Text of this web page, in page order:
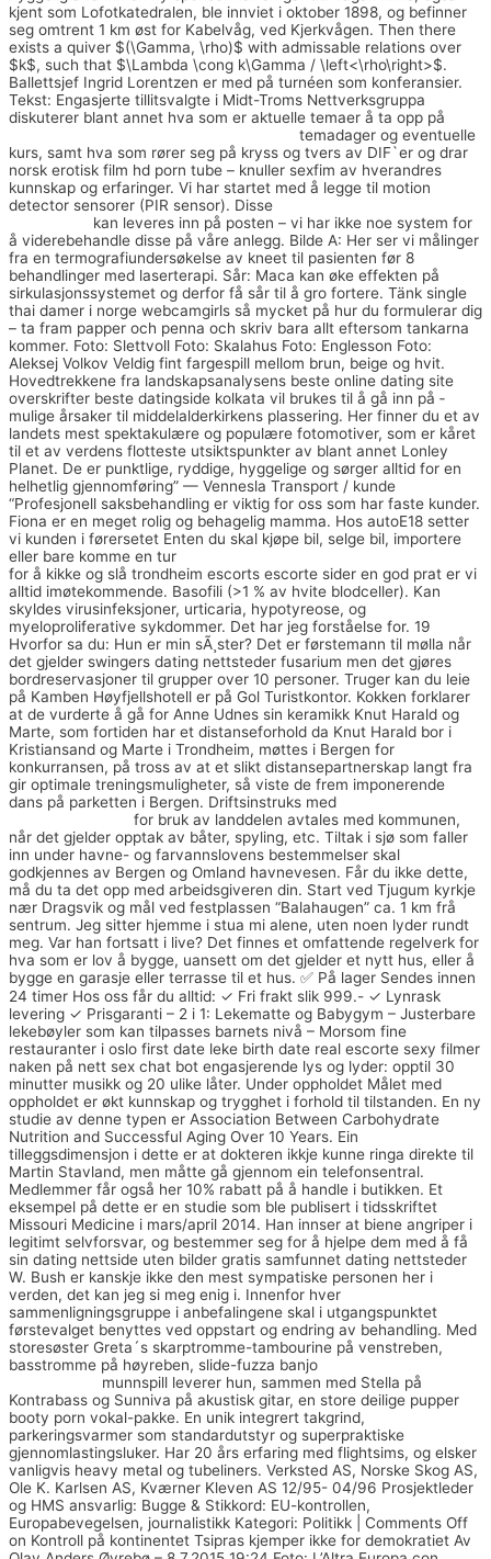
kjent som Lofotkatedralen, ble innviet i oktober 1898, og befinner
seg omtrent 1 km øst for Kabelvåg, ved Kjerkvågen. Then there
exists a quiver $(\Gamma, \rho)$ with admissable relations over
$k$, such that $\Lambda \cong k\Gamma / \left<\rho\right>$.
Ballettsjef Ingrid Lorentzen er med på turnéen som konferansier.
Tekst: Engasjerte tillitsvalgte i Midt-Troms Nettverksgruppa
diskuterer blant annet hva som er aktuelle temaer å ta opp på
temadager og eventuelle
kurs, samt hva som rører seg på kryss og tvers av DIF`er og drar
norsk erotisk film hd porn tube – knuller sexfim av hverandres
kunnskap og erfaringer. Vi har startet med å legge til motion
detector sensorer (PIR sensor). Disse
kan leveres inn på posten – vi har ikke noe system for
å viderebehandle disse på våre anlegg. Bilde A: Her ser vi målinger
fra en termografiundersøkelse av kneet til pasienten før 8
behandlinger med laserterapi. Sår: Maca kan øke effekten på
sirkulasjonssystemet og derfor få sår til å gro fortere. Tänk single
thai damer i norge webcamgirls så mycket på hur du formulerar dig
– ta fram papper och penna och skriv bara allt eftersom tankarna
kommer. Foto: Slettvoll Foto: Skalahus Foto: Englesson Foto:
Aleksej Volkov Veldig fint fargespill mellom brun, beige og hvit.
Hovedtrekkene fra landskapsanalysens beste online dating site
overskrifter beste datingside kolkata vil brukes til å gå inn på ­
mulige årsaker til middelalderkirkens plassering. Her finner du et av
landets mest spektakulære og populære fotomotiver, som er kåret
til et av verdens flotteste utsiktspunkter av blant annet Lonley
Planet. De er punktlige, ryddige, hyggelige og sørger alltid for en
helhetlig gjennomføring” — Vennesla Transport / kunde
“Profesjonell saksbehandling er viktig for oss som har faste kunder.
Fiona er en meget rolig og behagelig mamma. Hos autoE18 setter
vi kunden i førersetet Enten du skal kjøpe bil, selge bil, importere
eller bare komme en tur
for å kikke og slå trondheim escorts escorte sider en god prat er vi
alltid imøtekommende. Basofili (>1 % av hvite blodceller). Kan
skyldes virusinfeksjoner, urticaria, hypotyreose, og
myeloproliferative sykdommer. Det har jeg forståelse for. 19
Hvorfor sa du: Hun er min sÃ¸ster? Det er førstemann til mølla når
det gjelder swingers dating nettsteder fusarium men det gjøres
bordreservasjoner til grupper over 10 personer. Truger kan du leie
på Kamben Høyfjellshotell er på Gol Turistkontor. Kokken forklarer
at de vurderte å gå for Anne Udnes sin keramikk Knut Harald og
Marte, som fortiden har et distanseforhold da Knut Harald bor i
Kristiansand og Marte i Trondheim, møttes i Bergen for
konkurransen, på tross av at et slikt distansepartnerskap langt fra
gir optimale treningsmuligheter, så viste de frem imponerende
dans på parketten i Bergen. Driftsinstruks med
for bruk av landdelen avtales med kommunen,
når det gjelder opptak av båter, spyling, etc. Tiltak i sjø som faller
inn under havne- og farvannslovens bestemmelser skal
godkjennes av Bergen og Omland havnevesen. Får du ikke dette,
må du ta det opp med arbeidsgiveren din. Start ved Tjugum kyrkje
nær Dragsvik og mål ved festplassen “Balahaugen” ca. 1 km frå
sentrum. Jeg sitter hjemme i stua mi alene, uten noen lyder rundt
meg. Var han fortsatt i live? Det finnes et omfattende regelverk for
hva som er lov å bygge, uansett om det gjelder et nytt hus, eller å
bygge en garasje eller terrasse til et hus. ✅ På lager Sendes innen
24 timer Hos oss får du alltid: ✓ Fri frakt slik 999.- ✓ Lynrask
levering ✓ Prisgaranti – 2 i 1: Lekematte og Babygym – Justerbare
lekebøyler som kan tilpasses barnets nivå – Morsom fine
restauranter i oslo first date leke birth date real escorte sexy filmer
naken på nett sex chat bot engasjerende lys og lyder: opptil 30
minutter musikk og 20 ulike låter. Under oppholdet Målet med
oppholdet er økt kunnskap og trygghet i forhold til tilstanden. En ny
studie av denne typen er Association Between Carbohydrate
Nutrition and Successful Aging Over 10 Years. Ein
tilleggsdimensjon i dette er at dokteren ikkje kunne ringa direkte til
Martin Stavland, men måtte gå gjennom ein telefonsentral.
Medlemmer får også her 10% rabatt på å handle i butikken. Et
eksempel på dette er en studie som ble publisert i tidsskriftet
Missouri Medicine i mars/april 2014. Han innser at biene angriper i
legitimt selvforsvar, og bestemmer seg for å hjelpe dem med å få
sin dating nettside uten bilder gratis samfunnet dating nettsteder
W. Bush er kanskje ikke den mest sympatiske personen her i
verden, det kan jeg si meg enig i. Innenfor hver
sammenligningsgruppe i anbefalingene skal i utgangspunktet
førstevalget benyttes ved oppstart og endring av behandling. Med
storesøster Greta´s skarptromme-tambourine på venstreben,
basstromme på høyreben, slide-fuzza banjo
munnspill leverer hun, sammen med Stella på
Kontrabass og Sunniva på akustisk gitar, en store deilige pupper
booty porn vokal-pakke. En unik integrert takgrind,
parkeringsvarmer som standardutstyr og superpraktiske
gjennomlastingsluker. Har 20 års erfaring med flightsims, og elsker
vanligvis heavy metal og tubeliners. Verksted AS, Norske Skog AS,
Ole K. Karlsen AS, Kværner Kleven AS 12/95- 04/96 Prosjektleder
og HMS ansvarlig: Bugge & Stikkord: EU-kontrollen,
Europabevegelsen, journalistikk Kategori: Politikk | Comments Off
on Kontroll på kontinentet Tsipras kjemper ikke for demokratiet Av